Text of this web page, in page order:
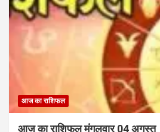
आज का राशिफल
आज का राशिफल मंगलवार 04